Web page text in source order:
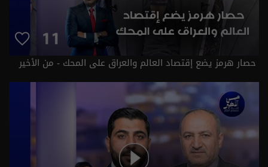
حصار هرمز يضع إقتصاد العالم والعراق على المحك - من الأخير
م٣ - حلقة ١١ | الموسم 3